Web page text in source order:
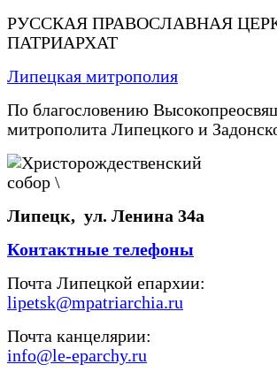
РУССКАЯ ПРАВОСЛАВНАЯ
ПАТРИАРХАТ
Липецкая митрополия
По благословению
митрополита Липецкого и
Липецк, ул. Ленина 34а
Контактные телефоны
Почта Липецкой епархии:
lipetsk@mpatriarchia.ru
Почта канцелярии:
info@le-eparchy.ru